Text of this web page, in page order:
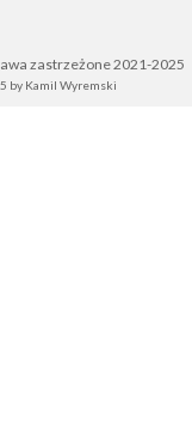
zastrzeżone 2021-2025
by Kamil Wyremski